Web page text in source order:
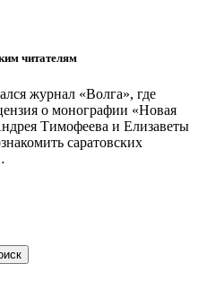
читателям
журнал «Волга», где
о монографии «Новая
Тимофеева и Елизаветы
саратовских